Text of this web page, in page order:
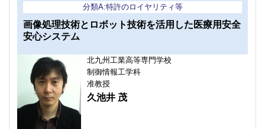
分類A:特許のロイヤリティ等
画像処理技術とロボット技術を活用した医療用安全
安心システム
北九州工業高等専門学校
制御情報工学科
准教授
久池井 茂